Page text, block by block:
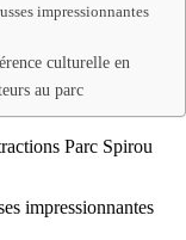
impressionnantes
culturelle en
au parc
Parc Spirou
impressionnantes